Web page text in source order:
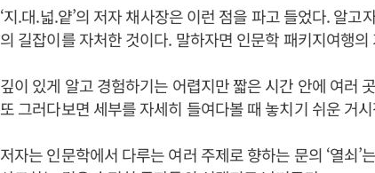
‘지.대.넓.얕’의 저자 채사장은 이런 점을 파고 들었다. 알
의 길잡이를 자처한 것이다. 말하자면 인문학 패키지여행
깊이 있게 알고 경험하기는 어렵지만 짧은 시간 안에 여러
또 그러다보면 세부를 자세히 들여다볼 때 놓치기 쉬운 거
저자는 인문학에서 다루는 여러 주제로 향하는 문의 ‘열쇠